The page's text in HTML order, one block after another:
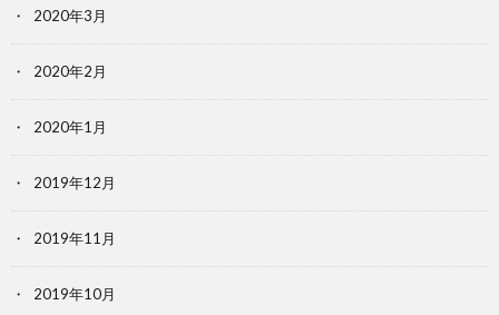
2020年3月
2020年2月
2020年1月
2019年12月
2019年11月
2019年10月